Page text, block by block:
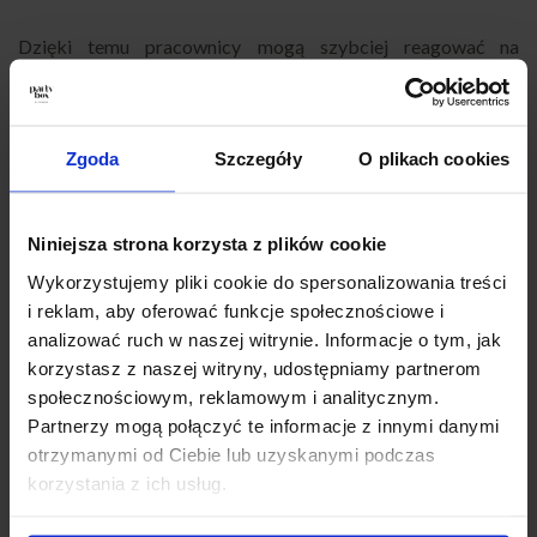
Zgoda Szczegóły O plikach cookies
Niniejsza strona korzysta z plików cookie
Wykorzystujemy pliki cookie do spersonalizowania treści
i reklam, aby oferować funkcje społecznościowe i
analizować ruch w naszej witrynie. Informacje o tym, jak
korzystasz z naszej witryny, udostępniamy partnerom
społecznościowym, reklamowym i analitycznym.
Partnerzy mogą połączyć te informacje z innymi danymi
otrzymanymi od Ciebie lub uzyskanymi podczas
korzystania z ich usług.
Dzięki temu pracownicy mogą szybciej reagować na
wdrożeniach
oraz często obejmują długie godziny pracy. W praktyce
oznacza to testowanie, poprawki oraz bieżące reagowanie na
błędy.
Dlatego coraz więcej firm decyduje się nacatering dla firm
który pozwala zapewnić jedzenie dla zespołów IT bez
przerywania pracy.
Dlaczego catering wspiera zespoły